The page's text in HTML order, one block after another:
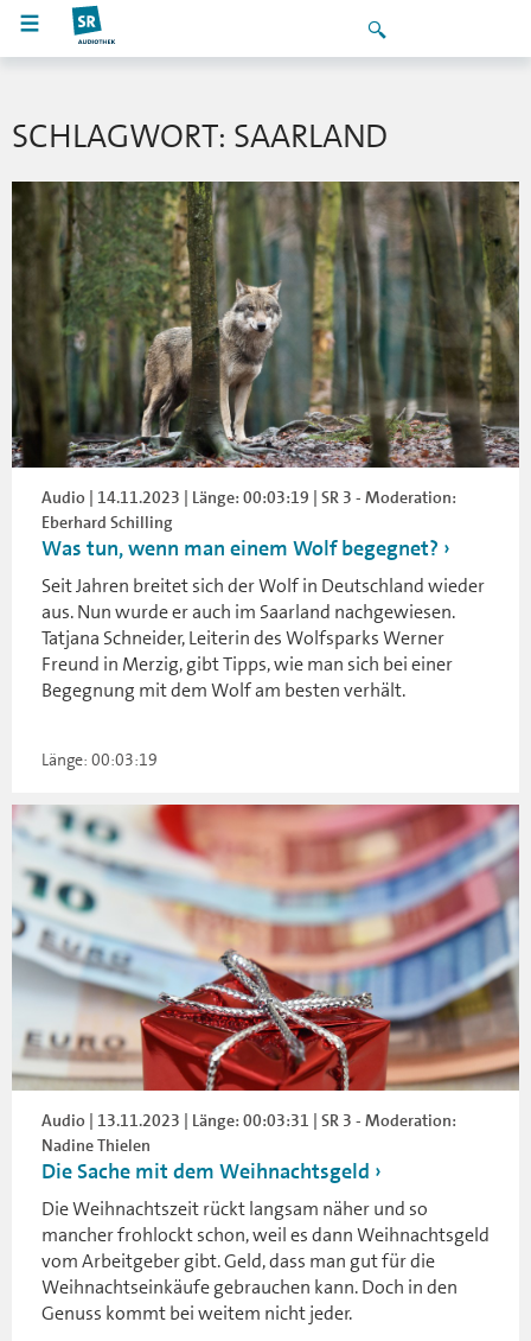
SCHLAGWORT: SAARLAND
Audio | 14.11.2023 | Länge: 00:03:19 | SR 3 - Moderation:
Eberhard Schilling
Was tun, wenn man einem Wolf begegnet?
Seit Jahren breitet sich der Wolf in Deutschland wieder
aus. Nun wurde er auch im Saarland nachgewiesen.
Tatjana Schneider, Leiterin des Wolfsparks Werner
Freund in Merzig, gibt Tipps, wie man sich bei einer
Begegnung mit dem Wolf am besten verhält.
Länge: 00:03:19
Audio | 13.11.2023 | Länge: 00:03:31 | SR 3 - Moderation:
Nadine Thielen
Die Sache mit dem Weihnachtsgeld
Die Weihnachtszeit rückt langsam näher und so
mancher frohlockt schon, weil es dann Weihnachtsgeld
vom Arbeitgeber gibt. Geld, dass man gut für die
Weihnachtseinkäufe gebrauchen kann. Doch in den
Genuss kommt bei weitem nicht jeder.